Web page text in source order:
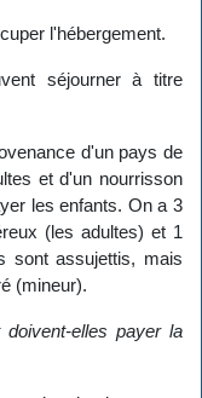
l'hébergement.
séjourner à titre
d'un pays de
et d'un nourrisson
les enfants. On a 3
(les adultes) et 1
sont assujettis, mais
(mineur).
elles payer la